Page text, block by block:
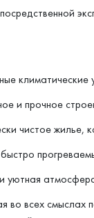
климатические
и прочное
чистое жилье,
уютная
во всех смыслах